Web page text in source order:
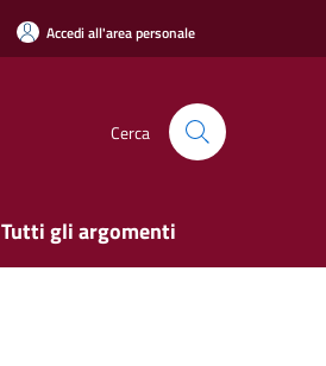
Accedi all'area personale
Cerca
Tutti gli argomenti